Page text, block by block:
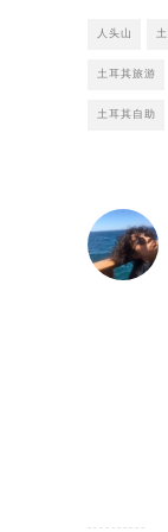
人头山
土耳其旅游
土耳其自助